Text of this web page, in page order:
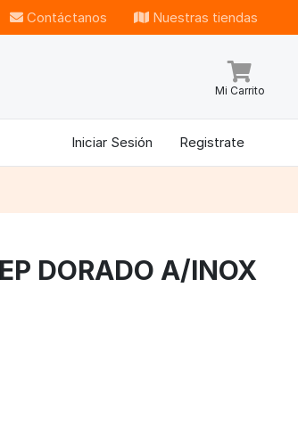
Contáctanos Nuestras tiendas
Mi Carrito
Iniciar Sesión Registrate
DORADO A/INOX